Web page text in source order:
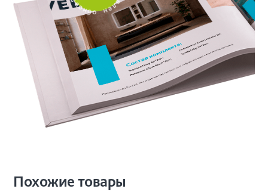
о
в
л
е
н
о
б
н
о
Похожие товары